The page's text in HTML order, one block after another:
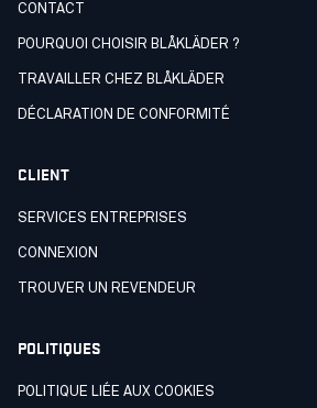
CONTACT
POURQUOI CHOISIR BLÅKLÄDER ?
TRAVAILLER CHEZ BLÅKLÄDER
DÉCLARATION DE CONFORMITÉ
CLIENT
SERVICES ENTREPRISES
CONNEXION
TROUVER UN REVENDEUR
POLITIQUES
POLITIQUE LIÉE AUX COOKIES